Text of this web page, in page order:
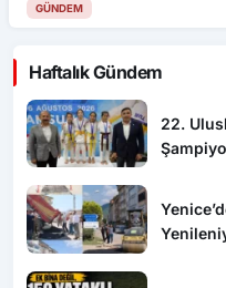
GÜNDEM
Haftalık Gündem
22.